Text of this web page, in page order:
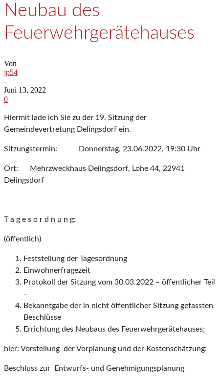
Neubau des
Feuerwehrgerätehauses
Von
jp54
-
Juni 13, 2022
0
Hiermit lade ich Sie zu der 19. Sitzung der
Gemeindevertretung Delingsdorf ein.
Sitzungstermin: Donnerstag, 23.06.2022, 19:30 Uhr
Ort: Mehrzweckhaus Delingsdorf, Lohe 44, 22941
Delingsdorf
T a g e s o r d n u n g:
(öffentlich)
Feststellung der Tagesordnung
Einwohnerfragezeit
Protokoll der Sitzung vom 30.03.2022 – öffentlicher Teil
–
Bekanntgabe der in nicht öffentlicher Sitzung gefassten
Beschlüsse
Errichtung des Neubaus des Feuerwehrgerätehauses;
hier: Vorstellung der Vorplanung und der Kostenschätzung:
Beschluss zur Entwurfs- und Genehmigungsplanung